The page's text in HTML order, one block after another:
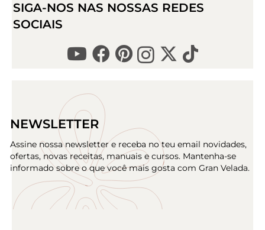
SIGA-NOS NAS NOSSAS REDES
SOCIAIS
NEWSLETTER
Assine nossa newsletter e receba no teu email novidades,
ofertas, novas receitas, manuais e cursos. Mantenha-se
informado sobre o que você mais gosta com Gran Velada.